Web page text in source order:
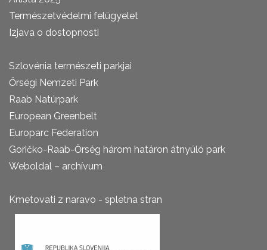
Természetvédelmi felügyelet
Izjava o dostopnosti
Szlovénia természeti parkjai
Őrségi Nemzeti Park
Raab Natúrpark
European Greenbelt
Europarc Federation
Goričko-Raab-Őrség három határon átnyúló park
Weboldal – archívum
Kmetovati z naravo - spletna stran